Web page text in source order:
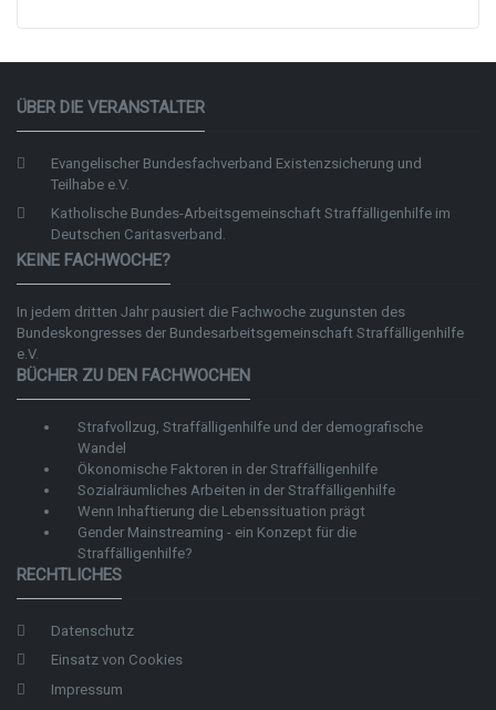
ÜBER DIE VERANSTALTER
Evangelischer Bundesfachverband Existenzsicherung und
Teilhabe e.V.
Katholische Bundes-Arbeitsgemeinschaft Straffälligenhilfe im
Deutschen Caritasverband.
KEINE FACHWOCHE?
In jedem dritten Jahr pausiert die Fachwoche zugunsten des
Bundeskongresses der Bundesarbeitsgemeinschaft Straffälligenhilfe
e.V.
BÜCHER ZU DEN FACHWOCHEN
Strafvollzug, Straffälligenhilfe und der demografische
Wandel
Ökonomische Faktoren in der Straffälligenhilfe
Sozialräumliches Arbeiten in der Straffälligenhilfe
Wenn Inhaftierung die Lebenssituation prägt
Gender Mainstreaming - ein Konzept für die
Straffälligenhilfe?
RECHTLICHES
Datenschutz
Einsatz von Cookies
Impressum